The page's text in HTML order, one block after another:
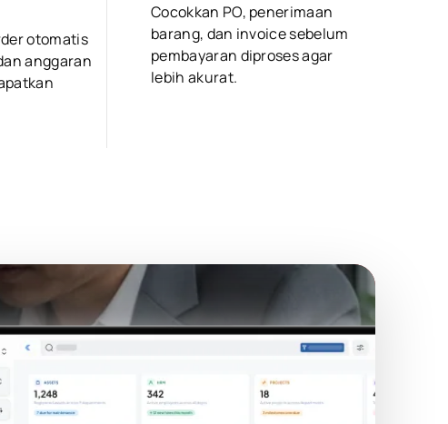
otomatis
anggaran
Cocokkan PO, penerimaan
barang, dan invoice sebelum
pembayaran diproses agar
lebih akurat.